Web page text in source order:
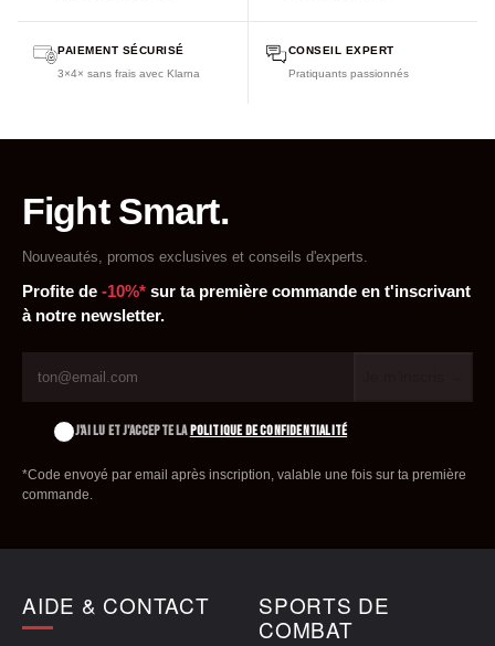
PAIEMENT SÉCURISÉ
3×4× sans frais avec Klarna
CONSEIL EXPERT
Pratiquants passionnés
Fight Smart.
Nouveautés, promos exclusives et conseils d'experts.
Profite de -10%* sur ta première commande en t'inscrivant
à notre newsletter.
J'AI LU ET J'ACCEPTE LAPOLITIQUE DE CONFIDENTIALITÉ
*Code envoyé par email après inscription, valable une fois sur ta première
commande.
AIDE & CONTACT
SPORTS DE
COMBAT